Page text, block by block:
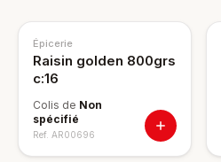
Épicerie
Raisin golden 800grs
c:16
Colis de Non
spécifié
Ref. AR00696